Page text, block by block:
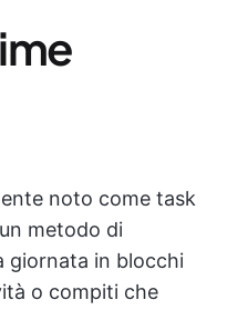
noto come task
metodo di
giornata in blocchi
o compiti che